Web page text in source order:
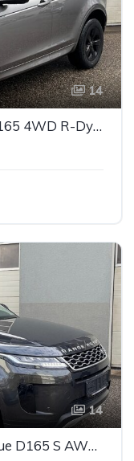
14
Land Rover Discovery Sport D165 4WD R-Dynamic Aut.
14
Land Rover Range Rover Evoque D165 S AWD Aut.